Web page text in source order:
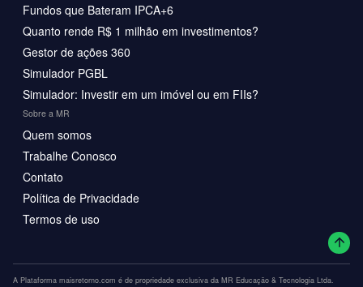
Fundos que Bateram IPCA+6
Quanto rende R$ 1 milhão em investimentos?
Gestor de ações 360
Simulador PGBL
Simulador: Investir em um imóvel ou em FIIs?
Sobre a MR
Quem somos
Trabalhe Conosco
Contato
Política de Privacidade
Termos de uso
A Plataforma maisretorno.com é de propriedade exclusiva da MR Educação & Tecnologia Ltda.